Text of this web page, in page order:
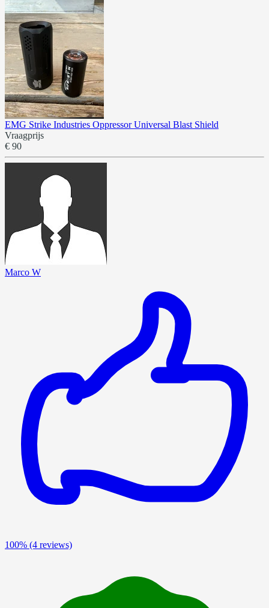
EMG Strike Industries Oppressor Universal Blast Shield
Vraagprijs
€ 90
Marco W
100% (4 reviews)